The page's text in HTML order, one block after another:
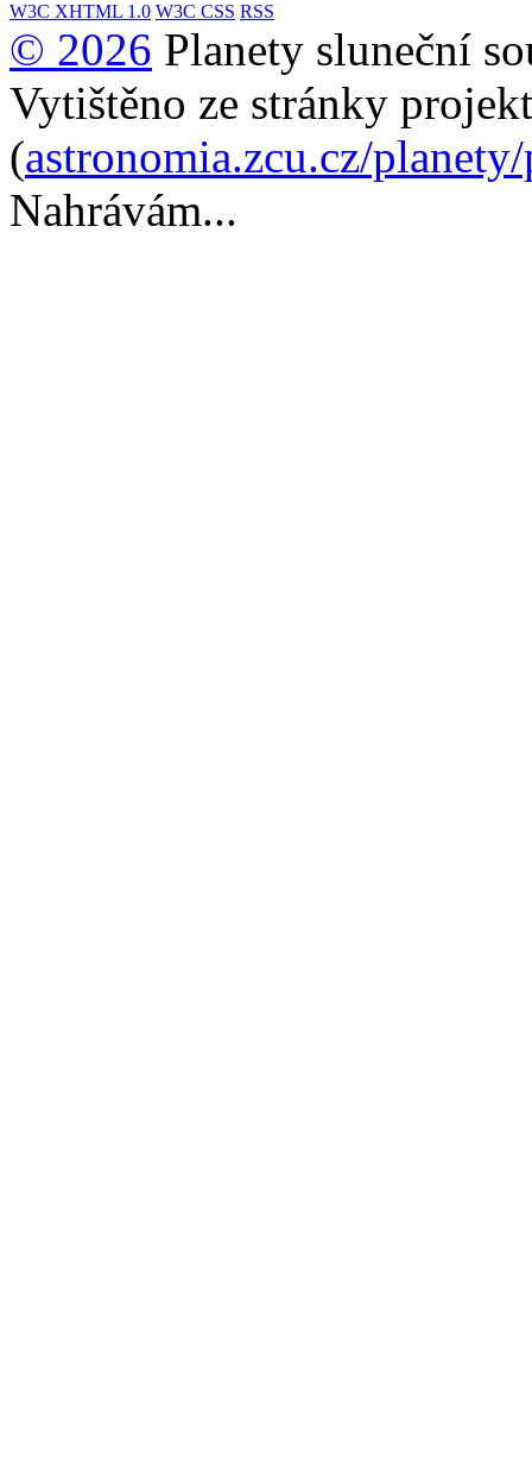
W3C XHTML 1.0 W3C CSS RSS
© 2026 Planety sluneční
Vytištěno ze stránky
(astronomia.zcu.cz/
Nahrávám...